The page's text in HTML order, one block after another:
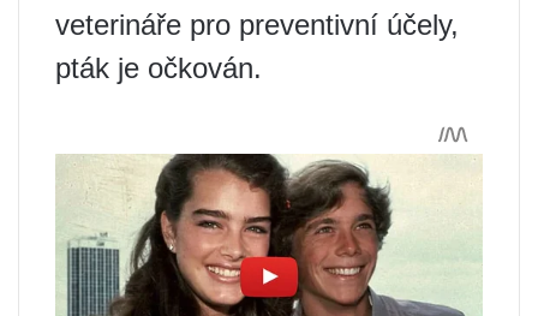
veterináře pro preventivní účely,
pták je očkován.